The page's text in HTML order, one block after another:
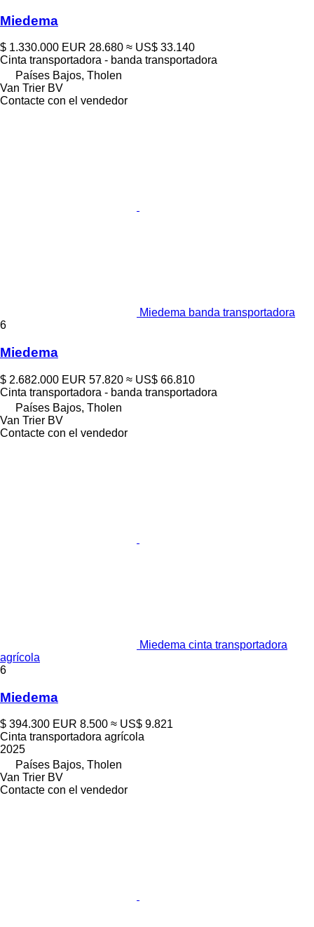
Miedema
$ 1.330.000 EUR 28.680 ≈ US$ 33.140
Cinta transportadora - banda transportadora
Países Bajos, Tholen
Van Trier BV
Contacte con el vendedor
Miedema banda transportadora
6
Miedema
$ 2.682.000 EUR 57.820 ≈ US$ 66.810
Cinta transportadora - banda transportadora
Países Bajos, Tholen
Van Trier BV
Contacte con el vendedor
Miedema cinta transportadora
agrícola
6
Miedema
$ 394.300 EUR 8.500 ≈ US$ 9.821
Cinta transportadora agrícola
2025
Países Bajos, Tholen
Van Trier BV
Contacte con el vendedor